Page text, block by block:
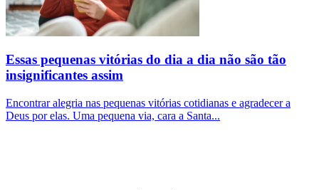
Essas pequenas vitórias do dia a dia não são tão
insignificantes assim
Encontrar alegria nas pequenas vitórias cotidianas e agradecer a
Deus por elas. Uma pequena via, cara a Santa...